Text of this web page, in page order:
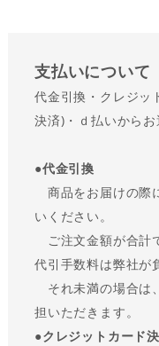
支払いについて
代金引換・クレジッ
決済)・ｄ払いからお
●代金引換
商品をお届けの際
いください。
ご注文金額が合計
代引手数料は弊社が
それ未満の場合は
担いただきます。
●クレジットカード